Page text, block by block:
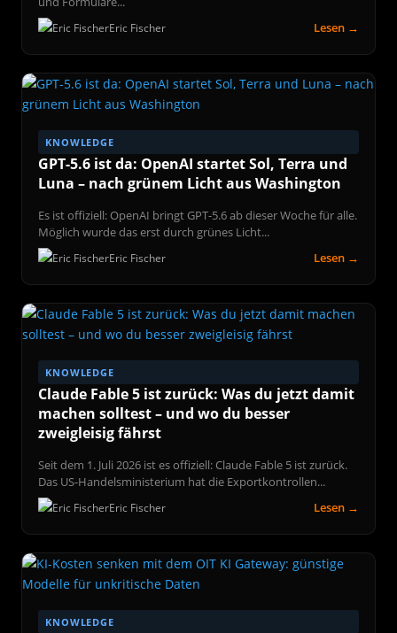
Eric Fischer Lesen →
KNOWLEDGE
GPT-5.6 ist da: OpenAI startet Sol, Terra und
Luna – nach grünem Licht aus Washington
Es ist offiziell: OpenAI bringt GPT-5.6 ab dieser Woche für alle.
Möglich wurde das erst durch grünes Licht...
Eric Fischer Lesen →
KNOWLEDGE
Claude Fable 5 ist zurück: Was du jetzt damit
machen solltest – und wo du besser
zweigleisig fährst
Seit dem 1. Juli 2026 ist es offiziell: Claude Fable 5 ist zurück.
Das US-Handelsministerium hat die Exportkontrollen...
Eric Fischer Lesen →
KNOWLEDGE